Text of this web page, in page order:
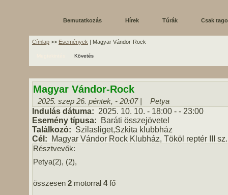
Bemutatkozás Hírek Túrák Csak
Címlap >> Események | Magyar Vándor-Rock
Követés
Magyar Vándor-Rock
2025. szep 26. péntek, - 20:07 | Petya
Indulás dátuma: 2025. 10. 10. - 18:00 - - 23:00
Esemény típusa:
Baráti összejövetel
Találkozó: Szilasliget,Szkita klubbház
Cél:
Magyar Vándor Rock Klubház, Tököl reptér III
Résztvevők:
Petya(2), (2),
összesen 2 motorral 4fő